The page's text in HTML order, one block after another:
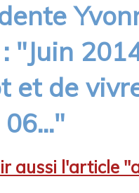
"Juin
et de
aussi l'article